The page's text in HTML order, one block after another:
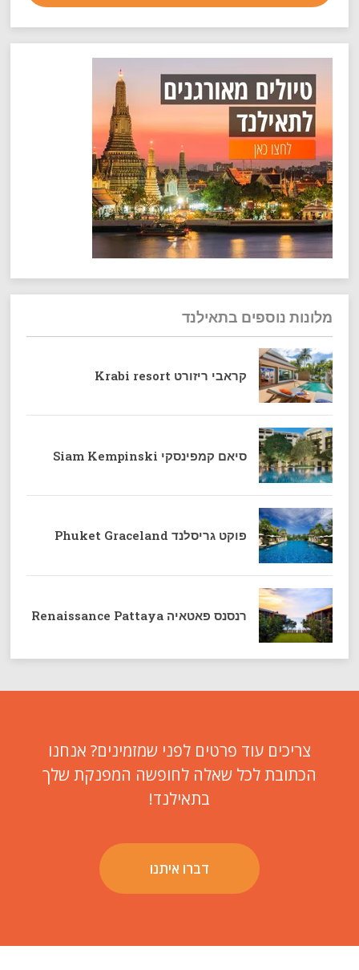
מלונות נוספים בתאילנד
קראבי ריזורט Krabi resort
סיאם קמפינסקי Siam Kempinski
פוקט גריסלנד Phuket Graceland
רנסנס פאטאיה Renaissance Pattaya
צריכים עוד פרטים לפני שמזמינים? אנחנו
הכתובת לכל שאלה לחופשה המפנקת שלך
בתאילנד!
דברו איתנו